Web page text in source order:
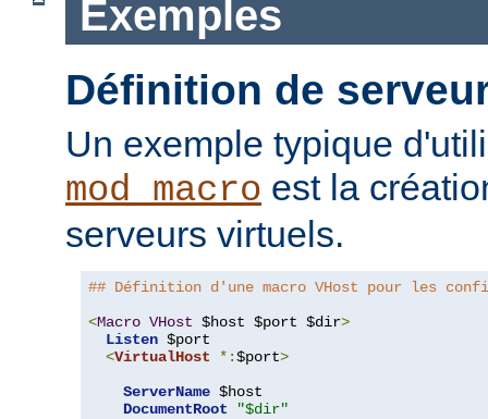
Exemples
Définition de
Un exemple typique
mod_macro est la
serveurs virtuels.
## Définition d'une macro VHost pour les
<Macro VHost $host $port $dir>
Listen $port
<VirtualHost *:$port>
ServerName $host
DocumentRoot
"$dir"